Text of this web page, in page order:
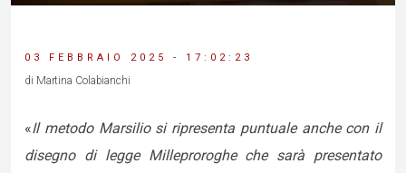
03 FEBBRAIO 2025 - 17:02:23
di Martina Colabianchi
«Il metodo Marsilio si ripresenta puntuale anche con il
disegno di legge Milleproroghe che sarà presentato